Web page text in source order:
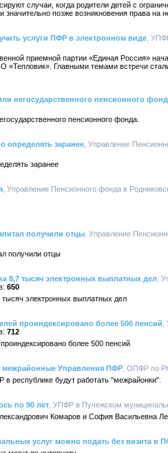
случаи, когда родители детей с
позже возникновения права на
услуги ПФР в электронном виде ,
приемной партии «Единая Россия»
Главными темами встречи
негосударственного пенсионного
пенсионного фонда.
определять заранее , Управление
заранее
, Управление Пенсионного фонда в
получили отцы , Управление
получили отцы
8,7 тысяч электронных выплатных дел ,
650
электронных выплатных дел
проиндексировано более 500 пенсий
712
более 500 пенсий
межрайонные Управления ПФР , ОПФР по
республике будут работать "межрайонки".
по 90 лет , УПФР в Пучежском
Комаров и София Васильевна
услуг можно подать без визита в